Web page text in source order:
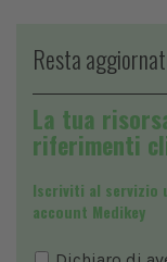
Resta
La tua
riferimenti
Iscriviti al servizio
account Medikey